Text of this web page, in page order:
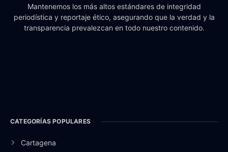
Mantenemos los más altos estándares de integridad
periodística y reportaje ético, asegurando que la verdad y la
transparencia prevalezcan en todo nuestro contenido.
CATEGORÍAS POPULARES
Cartagena